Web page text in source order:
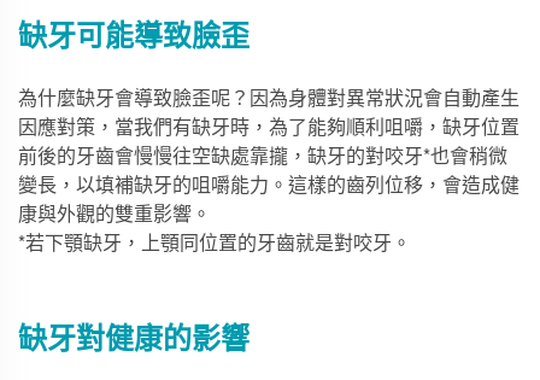
缺牙可能導致臉歪
為什麼缺牙會導致臉歪呢？因為身體對異常狀況會自動產生
因應對策，當我們有缺牙時，為了能夠順利咀嚼，缺牙位置
前後的牙齒會慢慢往空缺處靠攏，缺牙的對咬牙*也會稍微
變長，以填補缺牙的咀嚼能力。這樣的齒列位移，會造成健
康與外觀的雙重影響。
*若下顎缺牙，上顎同位置的牙齒就是對咬牙。
缺牙對健康的影響